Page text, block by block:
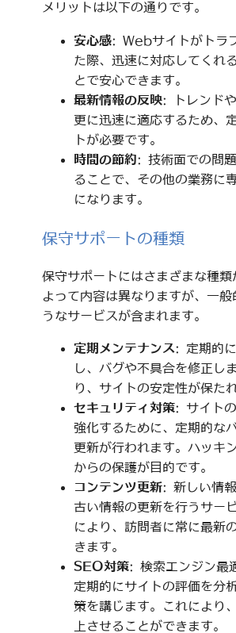
メリットは以下の通りです。
安心感: Webサイトがトラ
た際、迅速に対応してくれ
とで安心できます。
最新情報の反映: トレンド
更に迅速に適応するため、
トが必要です。
時間の節約: 技術面での問
ることで、その他の業務に
になります。
保守サポートの種類
保守サポートにはさまざまな種類
よって内容は異なりますが、一般
うなサービスが含まれます。
定期メンテナンス: 定期的
し、バグや不具合を修正し
り、サイトの安定性が保た
セキュリティ対策: サイト
強化するために、定期的な
更新が行われます。ハッキ
からの保護が目的です。
コンテンツ更新: 新しい情報
古い情報の更新を行うサー
により、訪問者に常に最新
きます。
SEO対策: 検索エンジン最
定期的にサイトの評価を分
策を講じます。これにより
上させることができます。